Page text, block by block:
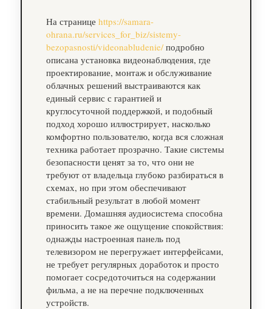
На страницеhttps://samara-
ohrana.ru/services_for_biz/sistemy-
bezopasnosti/videonabludenie/ подробно
описана установка видеонаблюдения, где
проектирование, монтаж и обслуживание
облачных решений выстраиваются как
единый сервис с гарантией и
круглосуточной поддержкой, и подобный
подход хорошо иллюстрирует, насколько
комфортно пользователю, когда вся сложная
техника работает прозрачно. Такие системы
безопасности ценят за то, что они не
требуют от владельца глубоко разбираться в
схемах, но при этом обеспечивают
стабильный результат в любой момент
времени. Домашняя аудиосистема способна
приносить такое же ощущение спокойствия:
однажды настроенная панель под
телевизором не перегружает интерфейсами,
не требует регулярных доработок и просто
помогает сосредоточиться на содержании
фильма, а не на перечне подключенных
устройств.